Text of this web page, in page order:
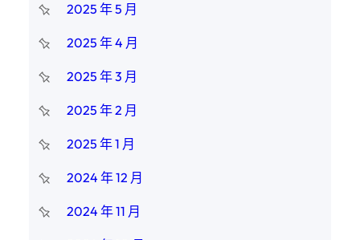
2025 年 5 月
2025 年 4 月
2025 年 3 月
2025 年 2 月
2025 年 1 月
2024 年 12 月
2024 年 11 月